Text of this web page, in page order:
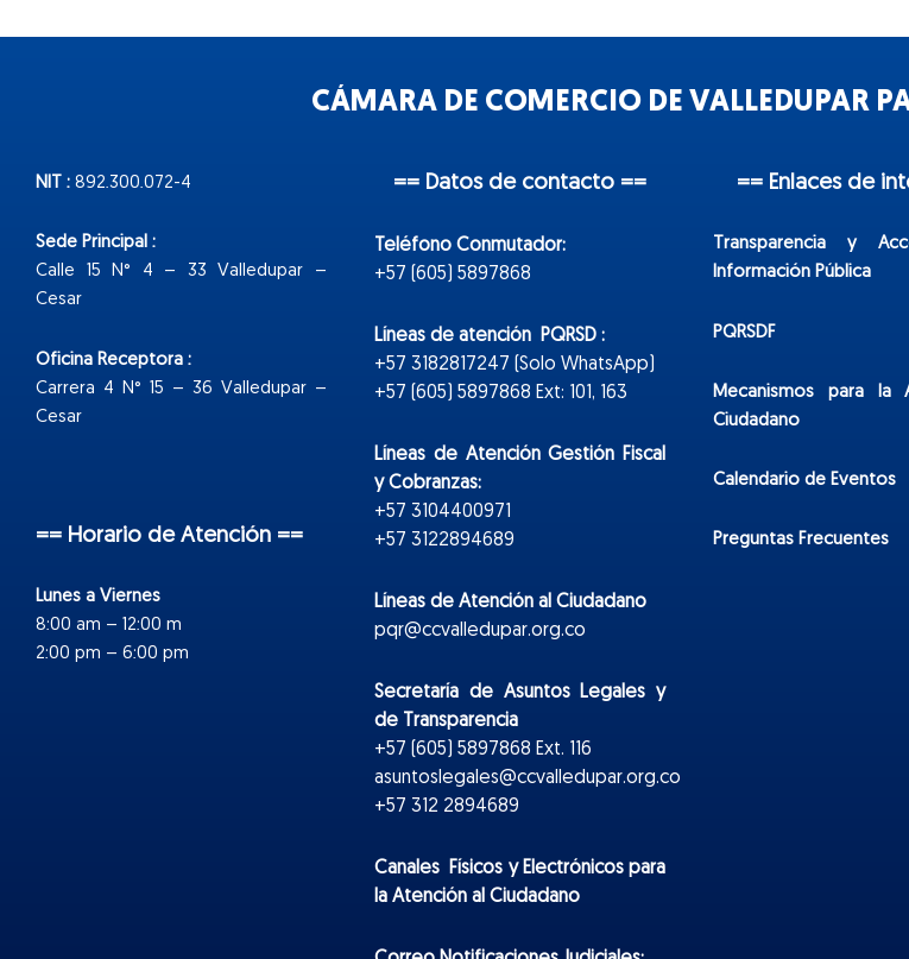
CÁMARA DE COMERCIO DE VALLEDUPAR
NIT : 892.300.072-4
Sede Principal :
Calle 15 N° 4 – 33 Valledupar –
Cesar
Oficina Receptora :
Carrera 4 N° 15 – 36 Valledupar –
Cesar
== Horario de Atención ==
Lunes a Viernes
8:00 am – 12:00 m
2:00 pm – 6:00 pm
== Datos de contacto ==
Teléfono Conmutador:
+57 (605) 5897868
Líneas de atención PQRSD :
+57 3182817247 (Solo WhatsApp)
+57 (605) 5897868 Ext: 101, 163
Líneas de Atención Gestión Fiscal
y Cobranzas:
+57 3104400971
+57 3122894689
Líneas de Atención al Ciudadano
pqr@ccvalledupar.org.co
Secretaría de Asuntos Legales y
de Transparencia
+57 (605) 5897868 Ext. 116
asuntoslegales@ccvalledupar.org.co
+57 312 2894689
Canales Físicos yElectrónicospara
la Atención al Ciudadano
== Enlaces de
Transparencia y
Información Pública
PQRSDF
Mecanismos para la
Ciudadano
Calendario de Eventos
Preguntas Frecuentes